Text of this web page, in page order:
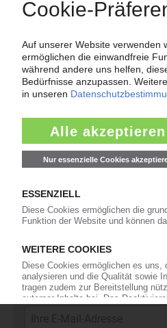
Fragen und Antworten: Was
wenn der Lieferant nicht mehr
Themenkomplex Force Majeure,
Preisentwicklung sowie Tipps für
Newsletter
Die wichtigsten Nachrichten und
Kunststoffbranche – jeden Tag